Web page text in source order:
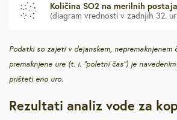
Količina SO2 na merilnih
(diagram vrednosti v zadnjih 32.
Podatki so zajeti v dejanskem, nepremaknjenem
premaknjene ure (t. i. “poletni čas”) je
prišteti eno uro.
Rezultati analiz vode za